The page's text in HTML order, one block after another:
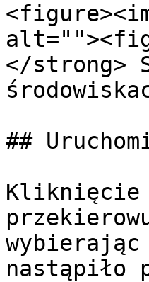
</strong>
##
Kliknięcie
nastąpiło